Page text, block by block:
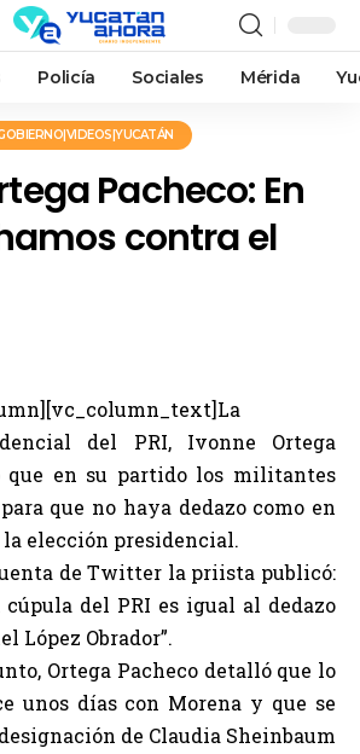
Policía Sociales Mérida
Pacheco: En
contra el
del PRI, Ivonne Ortega
que en su partido los militantes
que no haya dedazo como en
la elección presidencial.
de Twitter la priista publicó:
cúpula del PRI es igual al dedazo
López Obrador”.
Ortega Pacheco detalló que lo
unos días con Morena y que se
de Claudia Sheinbaum